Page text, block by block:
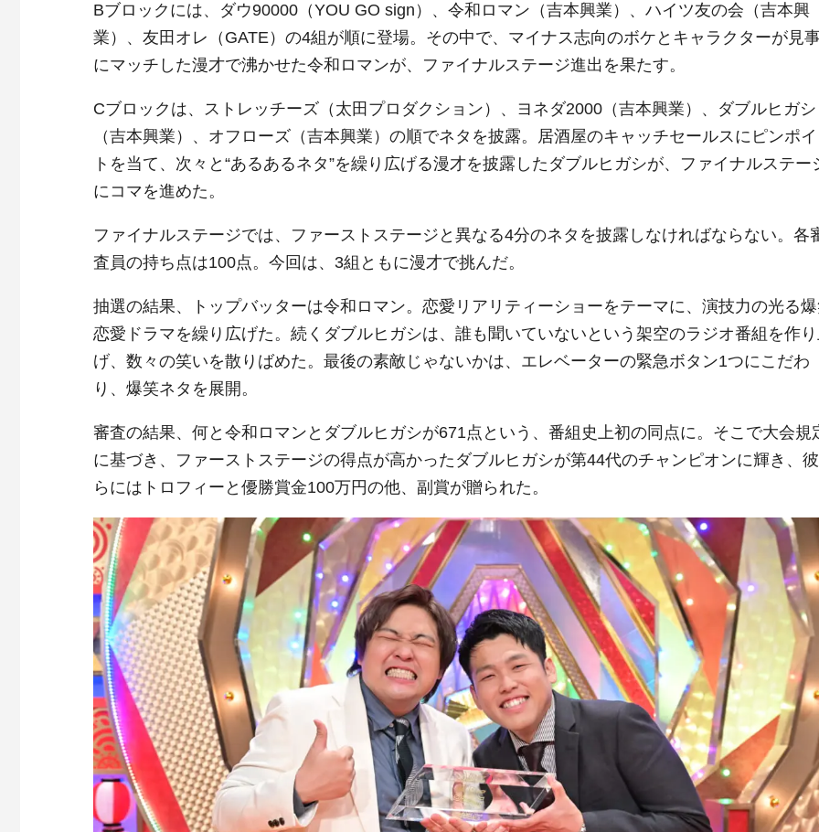
Bブロックには、ダウ90000 （YOU GO sign）、令和ロマン（吉本興業）、ハイツ友の会（吉本興
業）、友田オレ（GATE）の4組が順に登場。その中で、マイナス志向のボケとキャラクターが見
にマッチした漫才で沸かせた令和ロマンが、ファイナルステージ進出を果たす。
Cブロックは、ストレッチーズ（太田プロダクション）、ヨネダ2000 （吉本興業）、ダブルヒガシ
（吉本興業）、オフローズ（吉本興業）の順でネタを披露。居酒屋のキャッチセールスにピンポ
トを当て、次々と“あるあるネタ”を繰り広げる漫才を披露したダブルヒガシが、ファイナルステー
にコマを進めた。
ファイナルステージでは、ファーストステージと異なる4分のネタを披露しなければならない。各
査員の持ち点は100点。今回は、3組ともに漫才で挑んだ。
抽選の結果、トップバッターは令和ロマン。恋愛リアリティーショーをテーマに、演技力の光る
恋愛ドラマを繰り広げた。続くダブルヒガシは、誰も聞いていないという架空のラジオ番組を作
げ、数々の笑いを散りばめた。最後の素敵じゃないかは、エレベーターの緊急ボタン1つにこだわ
り、爆笑ネタを展開。
審査の結果、何と令和ロマンとダブルヒガシが671点という、番組史上初の同点に。そこで大会規
に基づき、ファーストステージの得点が高かったダブルヒガシが第44代のチャンピオンに輝き、彼
らにはトロフィーと優勝賞金100万円の他、副賞が贈られた。